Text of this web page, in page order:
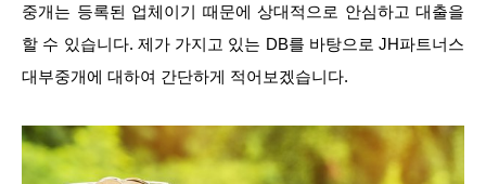
중개는 등록된 업체이기 때문에 상대적으로 안심하고 대출을
할 수 있습니다. 제가 가지고 있는 DB를 바탕으로 JH파트너스
대부중개에 대하여 간단하게 적어보겠습니다.